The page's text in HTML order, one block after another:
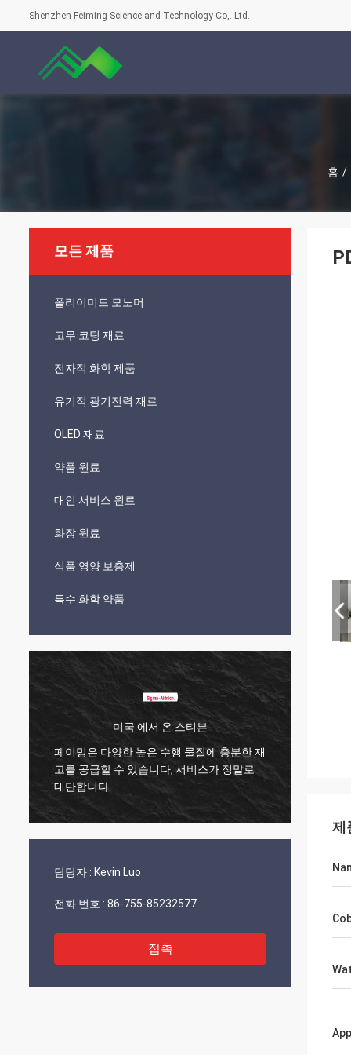
Shenzhen Feiming Science and Technology Co,. Ltd.
홈 /
모든 제품
폴리이미드 모노머
고무 코팅 재료
전자적 화학 제품
유기적 광기전력 재료
OLED 재료
약품 원료
대인 서비스 원료
화장 원료
식품 영양 보충제
특수 화학 약품
미국 에서 온 스티븐
페이밍은 다양한 높은 수행 물질에 충분한 재
고를 공급할 수 있습니다, 서비스가 정말로
대단합니다.
담당자 : Kevin Luo
전화 번호 : 86-755-85232577
접촉
제